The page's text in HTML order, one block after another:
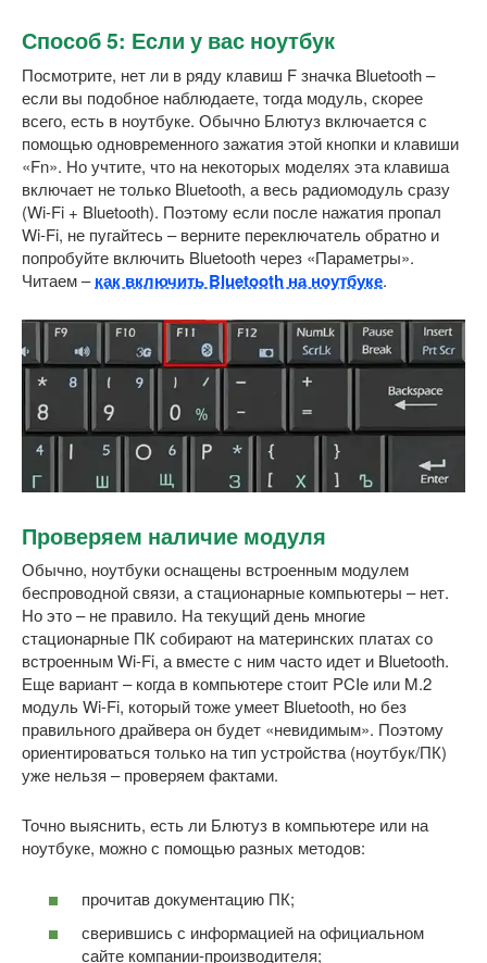
Способ 5: Если у вас ноутбук
Посмотрите, нет ли в ряду клавиш F значка Bluetooth –
если вы подобное наблюдаете, тогда модуль, скорее
всего, есть в ноутбуке. Обычно Блютуз включается с
помощью одновременного зажатия этой кнопки и клавиши
«Fn». Но учтите, что на некоторых моделях эта клавиша
включает не только Bluetooth, а весь радиомодуль сразу
(Wi-Fi + Bluetooth). Поэтому если после нажатия пропал
Wi-Fi, не пугайтесь – верните переключатель обратно и
попробуйте включить Bluetooth через «Параметры».
Читаем –как включить Bluetooth на ноутбуке.
Проверяем наличие модуля
Обычно, ноутбуки оснащены встроенным модулем
беспроводной связи, а стационарные компьютеры – нет.
Но это – не правило. На текущий день многие
стационарные ПК собирают на материнских платах со
встроенным Wi-Fi, а вместе с ним часто идет и Bluetooth.
Еще вариант – когда в компьютере стоит PCIe или M.2
модуль Wi-Fi, который тоже умеет Bluetooth, но без
правильного драйвера он будет «невидимым». Поэтому
ориентироваться только на тип устройства (ноутбук/ПК)
уже нельзя – проверяем фактами.
Точно выяснить, есть ли Блютуз в компьютере или на
ноутбуке, можно с помощью разных методов:
прочитав документацию ПК;
сверившись с информацией на официальном
сайте компании-производителя;